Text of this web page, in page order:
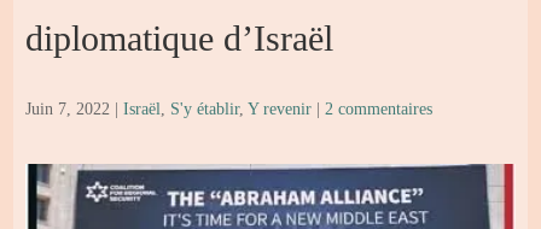
diplomatique d’Israël
Juin 7, 2022 |Israël, S'y établir,Y revenir |2 commentaires